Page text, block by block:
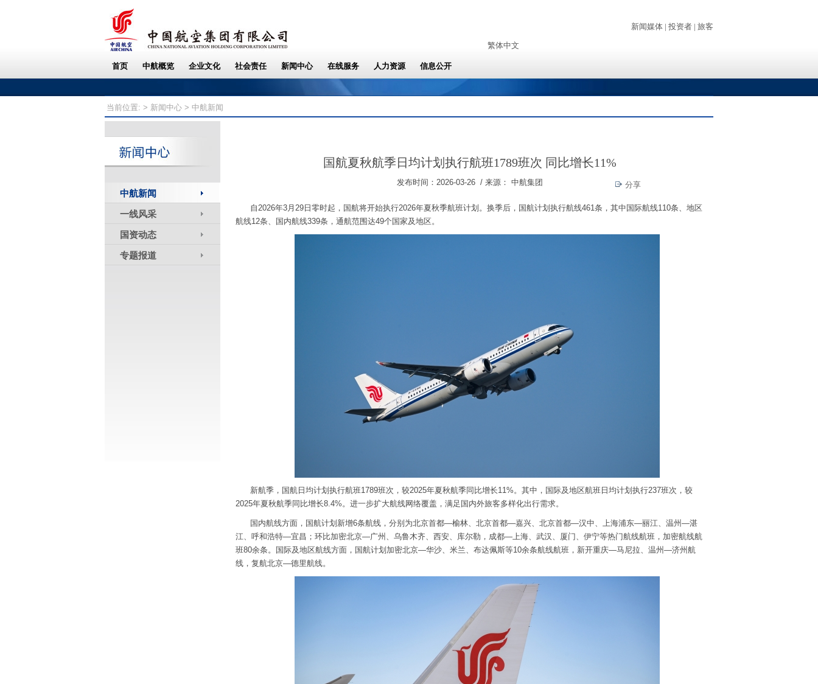
当前位置: > 新闻中心 > 中航新闻
中航新闻
一线风采
国资动态
专题报道
国航夏秋航季日均计划执行航班1789班次 同比增长11%
发布时间：2026-03-26 / 来源： 中航集团 分享
自2026年3月29日零时起，国航将开始执行2026年夏秋季航班计划。换季后，国航计划执行航线461条，其中国际航线110条、地区
航线12条、国内航线339条，通航范围达49个国家及地区。
新航季，国航日均计划执行航班1789班次，较2025年夏秋航季同比增长11%。其中，国际及地区航班日均计划执行237班次，较
2025年夏秋航季同比增长8.4%。进一步扩大航线网络覆盖，满足国内外旅客多样化出行需求。
国内航线方面，国航计划新增6条航线，分别为北京首都—榆林、北京首都—嘉兴、北京首都—汉中、上海浦东—丽江、温州—湛
江、呼和浩特—宜昌；环比加密北京—广州、乌鲁木齐、西安、库尔勒，成都—上海、武汉、厦门、伊宁等热门航线航班，加密航线航
班80余条。国际及地区航线方面，国航计划加密北京—华沙、米兰、布达佩斯等10余条航线航班，新开重庆—马尼拉、温州—济州航
线，复航北京—德里航线。